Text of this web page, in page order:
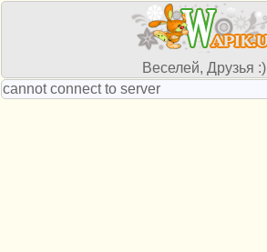
Веселей, Друзья :)
cannot connect to server